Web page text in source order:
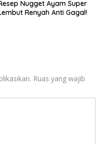
Nugget Ayam Super
Renyah Anti Gagal!
Ruas yang wajib